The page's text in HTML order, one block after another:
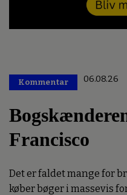
Kommentar 06.08.26
Francisco
Det er faldet mange for
køber bøger i massevis